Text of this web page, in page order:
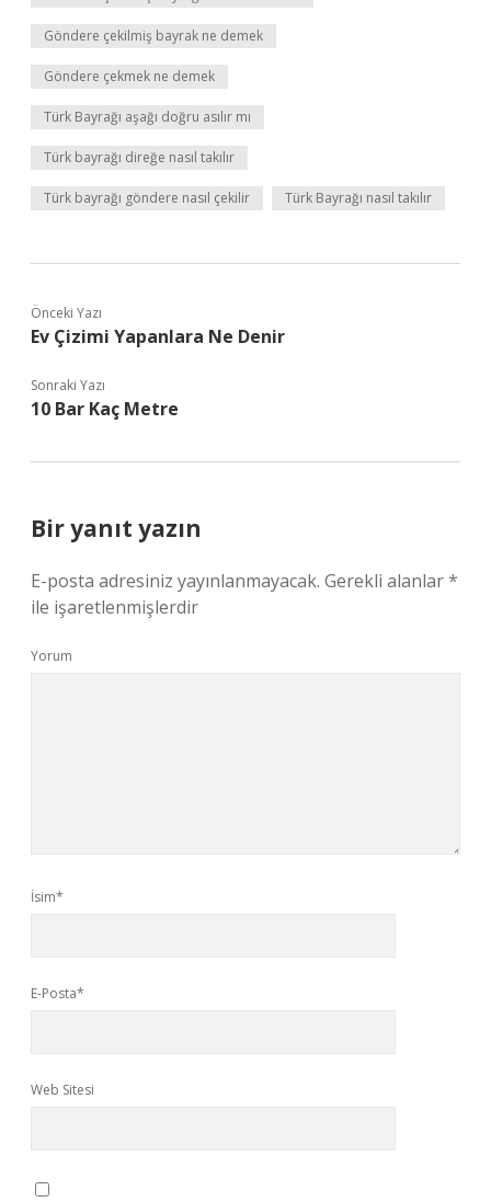
Göndere çekilmiş bayrak ne demek
Göndere çekmek ne demek
Türk Bayrağı aşağı doğru asılır mı
Türk bayrağı direğe nasıl takılır
Türk bayrağı göndere nasıl çekilir Türk Bayrağı nasıl takılır
Önceki Yazı
Ev Çizimi Yapanlara Ne Denir
Sonraki Yazı
10 Bar Kaç Metre
Bir yanıt yazın
E-posta adresiniz yayınlanmayacak. Gerekli alanlar*
ile işaretlenmişlerdir
Yorum
İsim*
E-Posta*
Web Sitesi